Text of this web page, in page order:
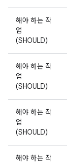
해야 하는 작
업
(SHOULD)
해야 하는 작
업
(SHOULD)
해야 하는 작
업
(SHOULD)
해야 하는 작